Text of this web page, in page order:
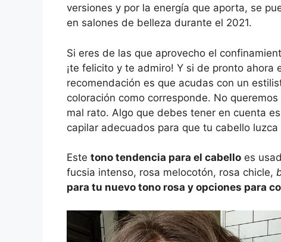
versiones y por la energía que aporta, se
en salones de belleza durante el 2021.
Si eres de las que aprovecho el
¡te felicito y te admiro! Y si de pronto ahora
recomendación es que acudas con un
coloración como corresponde. No
mal rato. Algo que debes tener en cuenta
capilar adecuados para que tu cabello
Este tono tendencia para el cabello es
fucsia intenso, rosa melocotón, rosa chicle,
para tu nuevo tono rosa y opciones para